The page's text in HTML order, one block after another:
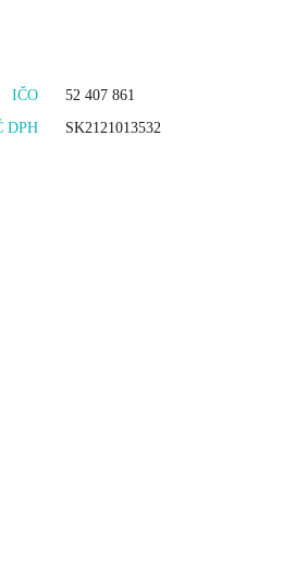
IČO
DPH
52 407 861
SK2121013532